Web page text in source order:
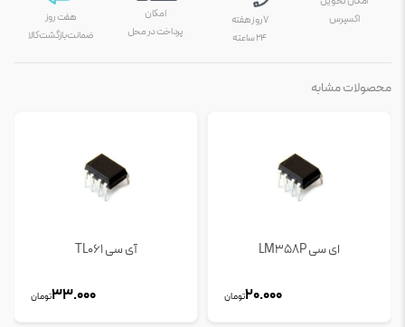
اکسپرس
۷ روز هفته
۲۴ ساعته
امکان
پرداخت در محل
هفت روز
ضمانت بازگشت کالا
محصولات مشابه
ای سی LM358P
20.000تومان
آی سی TL061
33.000تومان